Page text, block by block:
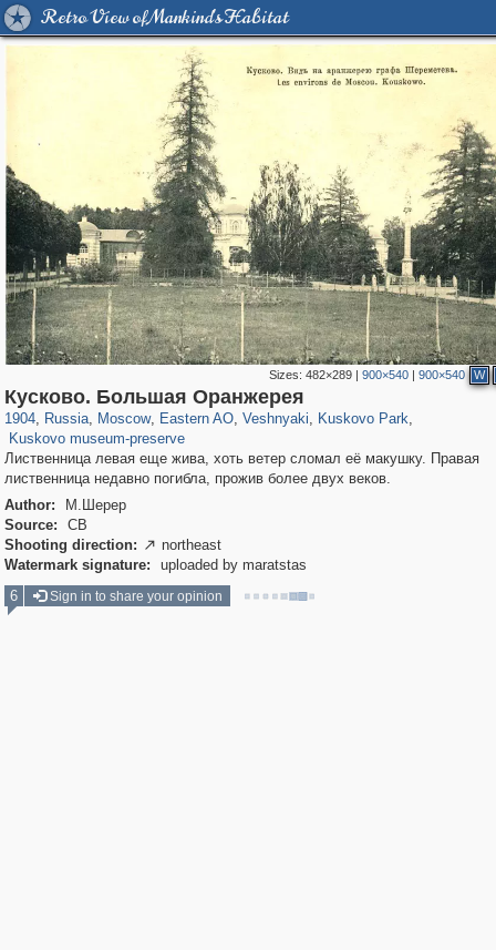
Retro View of Mankind's Habitat
Sizes: 482×289| 900×540| 900×540 W
Кусково. Большая Оранжерея
1904, Russia
1,407,793 29,263
, Moscow
319,968 8,295
, Eastern AO
20,953 306
, Veshnyaki
2,290 66
, Kuskovo Park
1,514
,
Kuskovo museum-preserve
1,150 37
Лиственница левая еще жива, хоть ветер сломал её макушку. Правая
лиственница недавно погибла, прожив более двух веков.
Author:
М.Шерер
Source:
СВ
Shooting direction:  northeast
Watermark signature:
uploaded by maratstas
6
Sign in to share your opinion